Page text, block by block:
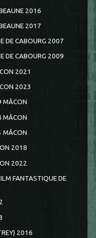
2016
2017
DE CABOURG 2007
DE CABOURG 2009
2021
2023
MÂCON
MÂCON
MÂCON
2018
2022
FANTASTIQUE DE
2016